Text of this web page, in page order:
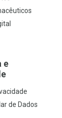
e
de Dados